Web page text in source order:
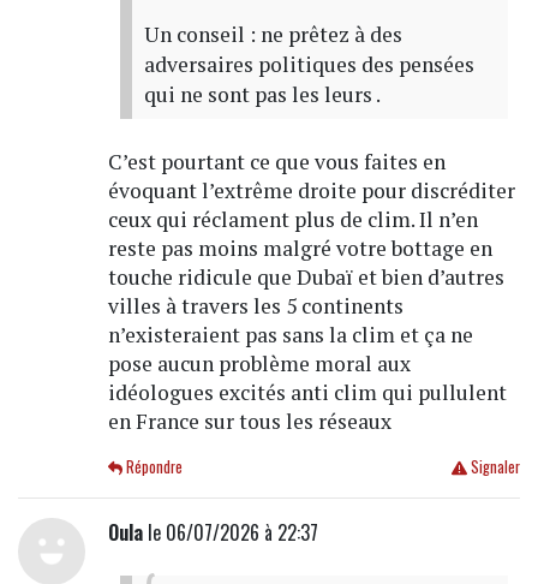
Un conseil : ne prêtez à des
adversaires politiques des pensées
qui ne sont pas les leurs .
C’est pourtant ce que vous faites en
évoquant l’extrême droite pour discréditer
ceux qui réclament plus de clim. Il n’en
reste pas moins malgré votre bottage en
touche ridicule que Dubaï et bien d’autres
villes à travers les 5 continents
n’existeraient pas sans la clim et ça ne
pose aucun problème moral aux
idéologues excités anti clim qui pullulent
en France sur tous les réseaux
Signaler
Répondre
Oulale 06/07/2026 à 22:37